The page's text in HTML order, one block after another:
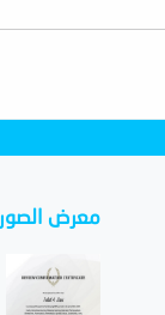
معرض الصور